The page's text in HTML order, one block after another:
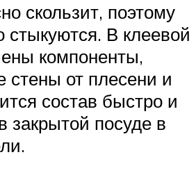
скользит, поэтому
стыкуются. В клеевой
компоненты,
от плесени и
состав быстро и
закрытой посуде в